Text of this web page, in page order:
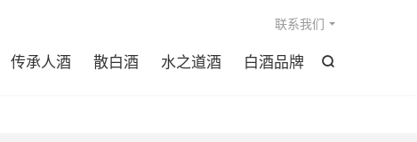

传承人酒 散白酒 水之道酒 白酒品牌
联系我们